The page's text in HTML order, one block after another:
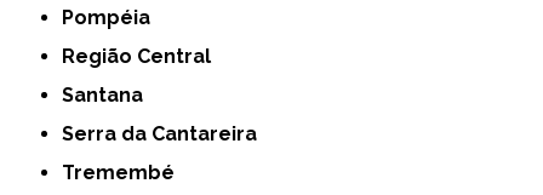
Pompéia
Região Central
Santana
Serra da Cantareira
Tremembé